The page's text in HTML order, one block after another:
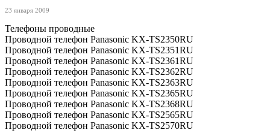
23 января 2009
Телефоны проводные
Проводной телефон Panasonic KX-TS2350RU
Проводной телефон Panasonic KX-TS2351RU
Проводной телефон Panasonic KX-TS2361RU
Проводной телефон Panasonic KX-TS2362RU
Проводной телефон Panasonic KX-TS2363RU
Проводной телефон Panasonic KX-TS2365RU
Проводной телефон Panasonic KX-TS2368RU
Проводной телефон Panasonic KX-TS2565RU
Проводной телефон Panasonic KX-TS2570RU